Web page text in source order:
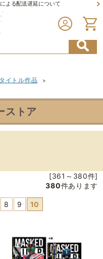
よる配送遅延について
イトル作品 >
ストア
[361～380件]
380件あります
8 9 10